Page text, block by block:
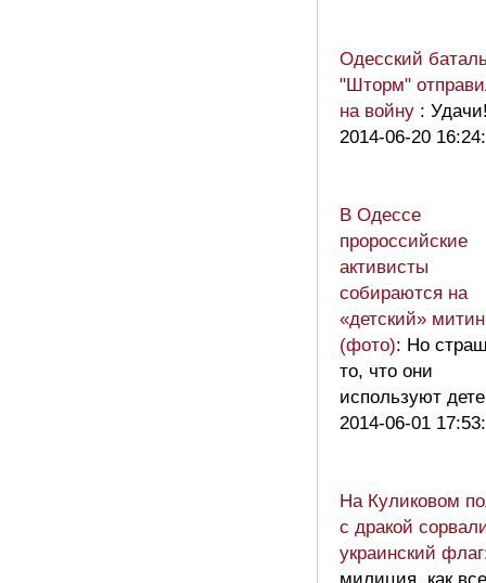
Одесский
"Шторм"
на войну :
2014-06-20
В Одессе
пророссийские
активисты
собираются на
«детский»
(фото): Но
то, что они
используют
2014-06-01
На Куликовом
с дракой
украинский флаг
милиция, как